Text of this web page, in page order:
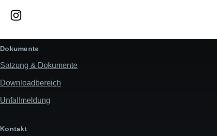
Dokumente
Satzung & Dokumente
Downloadbereich
Unfallmeldung
Kontakt